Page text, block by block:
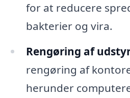
for at reducere
bakterier og vira.
Rengøring af
rengøring af
herunder